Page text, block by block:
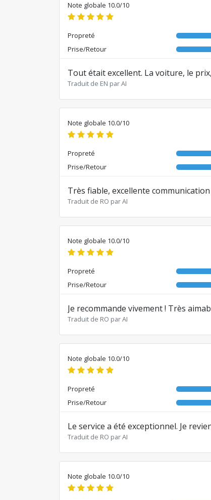
Note globale 10.0/10
Propreté
Prise/Retour
Tout était excellent. La voiture, le
Traduit de EN par AI
Note globale 10.0/10
Propreté
Prise/Retour
Très fiable, excellente
Traduit de RO par AI
Note globale 10.0/10
Propreté
Prise/Retour
Je recommande vivement ! Très
Traduit de RO par AI
Note globale 10.0/10
Propreté
Prise/Retour
Le service a été exceptionnel. Je
Traduit de RO par AI
Note globale 10.0/10